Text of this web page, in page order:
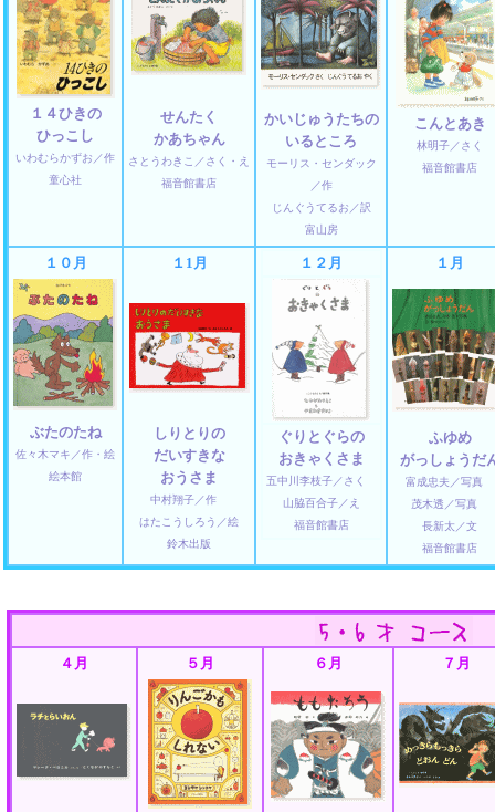
１４ひきの
ひっこし
いわむらかずお／作
童心社
せんたく
かあちゃん
さとうわきこ／さく・え
福音館書店
かいじゅうたちの
いるところ
モーリス・センダック
／作
じんぐうてるお／訳
富山房
こんとあき
林明子／さく
福音館書店
１０月
ぶたのたね
佐々木マキ／作・絵
絵本館
１1月
しりとりの
だいすきな
おうさま
中村翔子／作
はたこうしろう／絵
鈴木出版
１２月
ぐりとぐらの
おきゃくさま
五中川李枝子／さく
山脇百合子／え
福音館書店
１月
ふゆめ
がっしょうだ
富成忠夫／写真
茂木透／写真
長新太／文
福音館書店
４月 ５月 ６月 ７月